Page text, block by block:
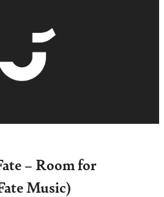
– Room for
Music)